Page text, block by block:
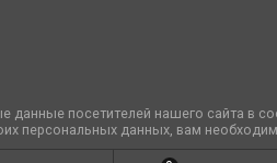
посетителей нашего сайта в
персональных данных, вам